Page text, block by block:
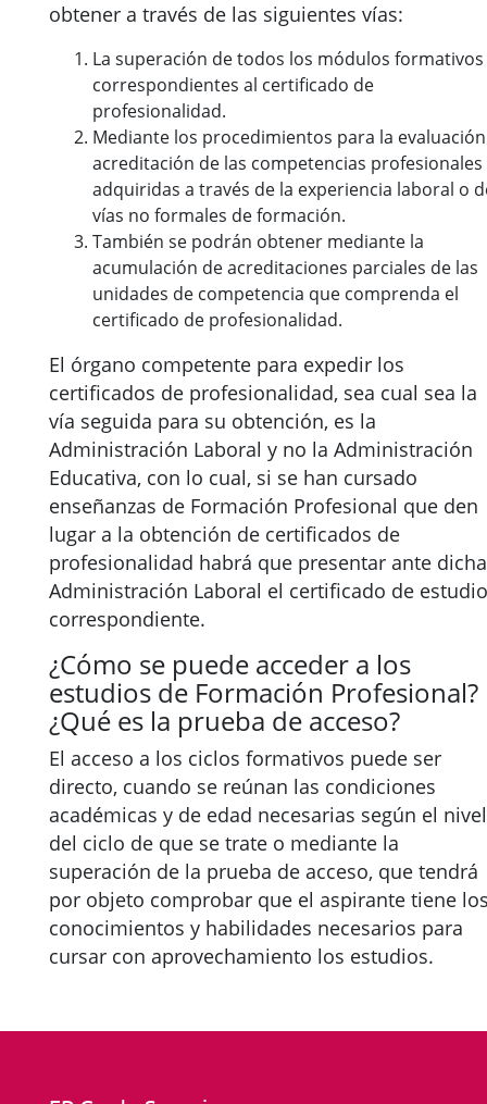
obtener a través de las siguientes vías:
La superación de todos los módulos formativos
correspondientes al certificado de
profesionalidad.
Mediante los procedimientos para la
acreditación de las competencias profesionales
adquiridas a través de la experiencia laboral o
vías no formales de formación.
También se podrán obtener mediante la
acumulación de acreditaciones parciales de las
unidades de competencia que comprenda el
certificado de profesionalidad.
El órgano competente para expedir los
certificados de profesionalidad, sea cual sea la
vía seguida para su obtención, es la
Administración Laboral y no la Administración
Educativa, con lo cual, si se han cursado
enseñanzas de Formación Profesional que den
lugar a la obtención de certificados de
profesionalidad habrá que presentar ante dicha
Administración Laboral el certificado de
correspondiente.
¿Cómo se puede acceder a los
estudios de Formación Profesional?
¿Qué es la prueba de acceso?
El acceso a los ciclos formativos puede ser
directo, cuando se reúnan las condiciones
académicas y de edad necesarias según el nivel
del ciclo de que se trate o mediante la
superación de la prueba de acceso, que tendrá
por objeto comprobar que el aspirante tiene
conocimientos y habilidades necesarios para
cursar con aprovechamiento los estudios.